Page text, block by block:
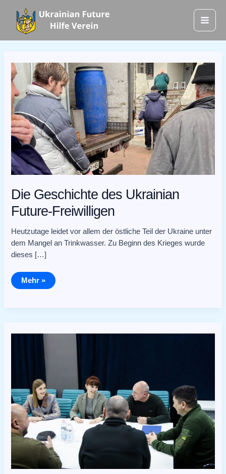
springen
Die Geschichte des Ukrainian
Future-Freiwilligen
Heutzutage leidet vor allem der östliche Teil der Ukraine unter
dem Mangel an Trinkwasser. Zu Beginn des Krieges wurde
dieses […]
Geschichte
des
Ukrainian
Future-
Freiwilligen
Mehr »
Future
Wasser
Ukraine